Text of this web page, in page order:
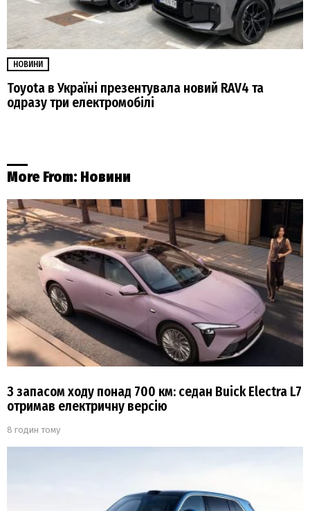
НОВИНИ
Toyota в Україні презентувала новий RAV4 та
одразу три електромобілі
More From: Новини
З запасом ходу понад 700 км: седан Buick Electra L7
отримав електричну версію
8 годин тому